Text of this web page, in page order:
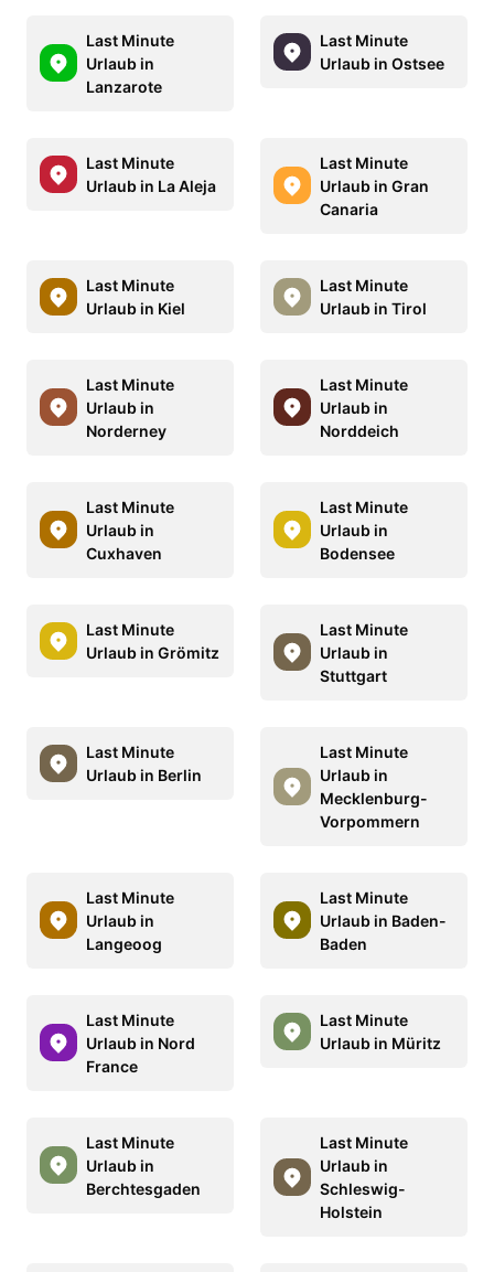
Last Minute
Urlaub in
Lanzarote
Last Minute
Urlaub in Ostsee
Last Minute
Urlaub in La Aleja
Last Minute
Urlaub in Gran
Canaria
Last Minute
Urlaub in Kiel
Last Minute
Urlaub in Tirol
Last Minute
Urlaub in
Norderney
Last Minute
Urlaub in
Norddeich
Last Minute
Urlaub in
Cuxhaven
Last Minute
Urlaub in
Bodensee
Last Minute
Urlaub in Grömitz
Last Minute
Urlaub in
Stuttgart
Last Minute
Urlaub in Berlin
Last Minute
Urlaub in
Mecklenburg-
Vorpommern
Last Minute
Urlaub in
Langeoog
Last Minute
Urlaub in Baden-
Baden
Last Minute
Urlaub in Nord
France
Last Minute
Urlaub in Müritz
Last Minute
Urlaub in
Berchtesgaden
Last Minute
Urlaub in
Schleswig-
Holstein